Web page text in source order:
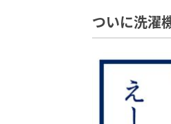
ついに洗濯